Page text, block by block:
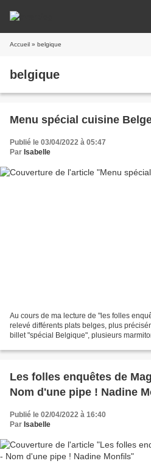
Accueil » belgique
belgique
Menu spécial cuisine
Publié le 03/04/2022 à 05:47
Par Isabelle
Au cours de ma lecture de "les folles
relevé différents plats belges, plus
billet "spécial Belgique", plusieurs
Les folles enquêtes de
Nom d'une pipe ! Nadine
Publié le 02/04/2022 à 16:40
Par Isabelle